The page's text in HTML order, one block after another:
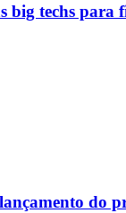
big techs
lançamento